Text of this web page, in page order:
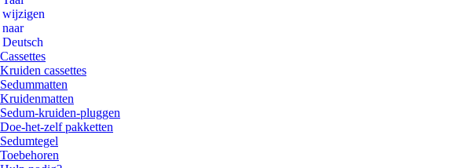
Cassettes
Kruiden cassettes
Sedummatten
Kruidenmatten
Sedum-kruiden-pluggen
Doe-het-zelf pakketten
Sedumtegel
Toebehoren